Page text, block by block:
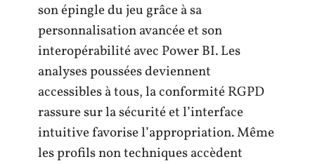
son épingle du jeu grâce à sa
personnalisation avancée et son
interopérabilité avec Power BI. Les
analyses poussées deviennent
accessibles à tous, la conformité RGPD
rassure sur la sécurité et l’interface
intuitive favorise l’appropriation. Même
les profils non techniques accèdent